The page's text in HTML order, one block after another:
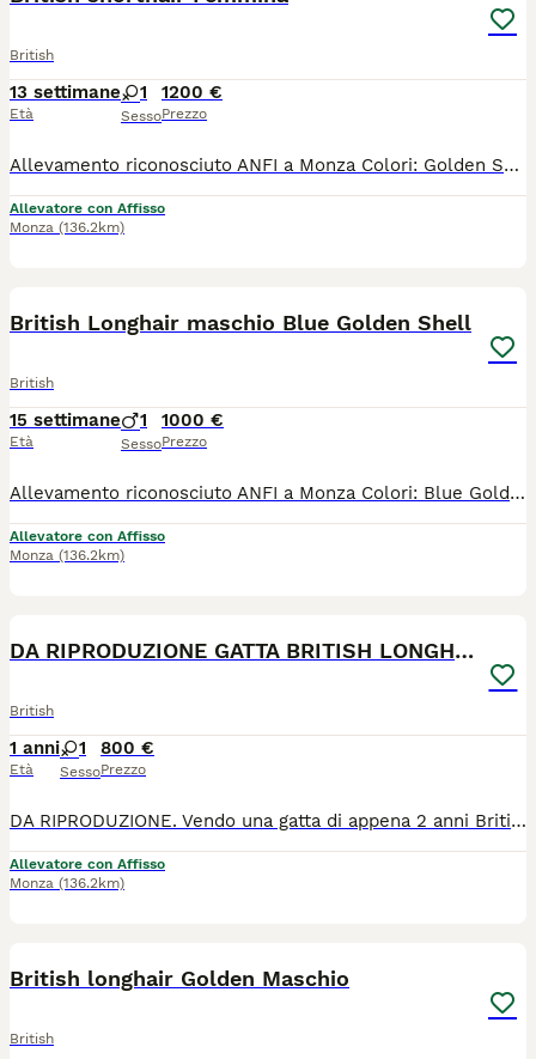
British
13 settimane
Età
1
Sesso
1200 €
Prezzo
Allevamento riconosciuto ANFI a Monza Colori: Golden Shaded femmine Il gattino sarà ceduto con : - PEDIGREE ANFI - microchip, - libretto sanitario, - certificato di buona salute - registrazione al ASL - passaggio di proprietà - completamente sverminato - svezzato - completamente vaccinato - start kit kitten (crocchette, umido, gioco, etc) - assistenza post vendita Test negativi di PKD, FELV, FIV sono depositati a ANFI Il prezzo 1200
Allevatore con Affisso
Monza (136.2km)
British Longhair maschio Blue Golden Shell
British
15 settimane
Età
1
Sesso
1000 €
Prezzo
Allevamento riconosciuto ANFI a Monza Colori: Blue Golden Shell Maschio Il gattino sarà ceduto con : - PEDIGREE ANFI - microchip, - libretto sanitario, - certificato di buona salute - registrazione al ASL - passaggio di proprietà - completamente sverminato - svezzato - completamente vaccinato - start kit kitten (crocchette, umido, gioco, etc) - assistenza post vendita Test negativi di PKD, FELV, FIV sono depositati a ANFI Il prezzo 1000 euro
Allevatore con Affisso
Monza (136.2km)
DA RIPRODUZIONE GATTA BRITISH LONGHAIR
British
1 anni
Età
1
Sesso
800 €
Prezzo
DA RIPRODUZIONE. Vendo una gatta di appena 2 anni British longhair Colore: Point, nata aprile 2024 Dolce, tranquilla, autonoma, va d'accordo con tutti. Pedigree WCF, Certificato di buona salute Vaccinata, microchipata Www.miciovillage.it Allevamento ANFI "MicioVillage " a Monza P.S. CEDO QUALCHE ALTRA GATTA GIOVANE ADULTA . BELLISSIMI ESEMPLARI DEL NOSTRO ALLEVAMENTO. ANCHE DA RIPRODUZIONE DA CONPAGNIA 800 euro DA RIPRODUZIONE 1200 euro
Allevatore con Affisso
Monza (136.2km)
British longhair Golden Maschio
British